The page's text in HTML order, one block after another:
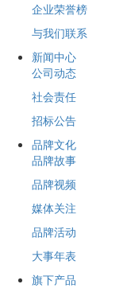
企业荣誉榜
与我们联系
新闻中心
公司动态
社会责任
招标公告
品牌文化
品牌故事
品牌视频
媒体关注
品牌活动
大事年表
旗下产品